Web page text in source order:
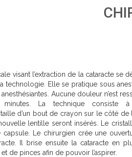
visant l’extraction de la cataracte
technologie. Elle se pratique sous
Aucune douleur n’est
minutes. La technique consiste
d’un bout de crayon sur le côté de
lentille seront insérés. Le
capsule. Le chirurgien crée une
Il brise ensuite la cataracte en
de pinces afin de pouvoir l’aspirer.